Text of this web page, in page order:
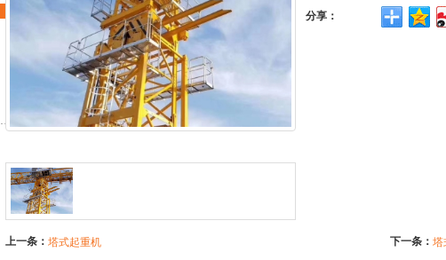
分享：
上一条： 塔式起重机 下一条： 塔